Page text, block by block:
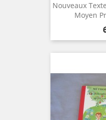
Nouveaux
Moyen